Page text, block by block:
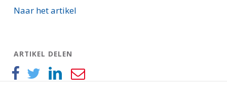
Naar het artikel
ARTIKEL DELEN